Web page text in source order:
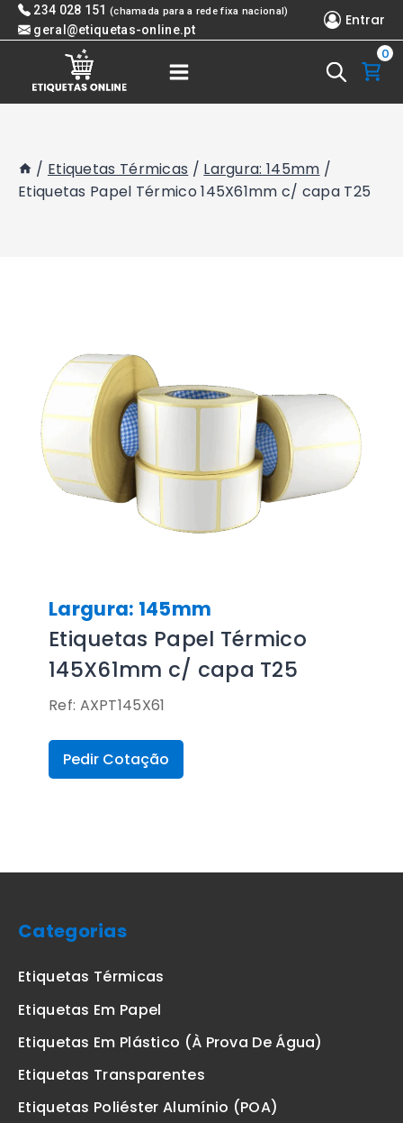
Skip 234 028 151 (chamada para a rede fixa nacional)
geral@etiquetas-online.pt
Entrar
0
/ Etiquetas Térmicas / Largura: 145mm /
Etiquetas Papel Térmico 145X61mm c/ capa T25
Largura: 145mm
Etiquetas Papel Térmico
145X61mm c/ capa T25
Ref: AXPT145X61
Pedir Cotação
Categorias
Etiquetas Térmicas
Etiquetas Em Papel
Etiquetas Em Plástico (à Prova De Água)
Etiquetas Transparentes
Etiquetas Poliéster Alumínio (POA)